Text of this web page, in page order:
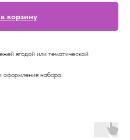
корзину
ягодой или тематической
оформления набора.